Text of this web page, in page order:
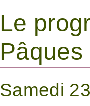
Le
Pâques
Samedi